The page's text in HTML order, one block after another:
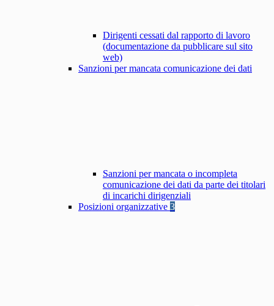
Dirigenti cessati dal rapporto di lavoro
(documentazione da pubblicare sul sito
web)
Sanzioni per mancata comunicazione dei dati
Sanzioni per mancata o incompleta
comunicazione dei dati da parte dei titolari
di incarichi dirigenziali
Posizioni organizzative 3